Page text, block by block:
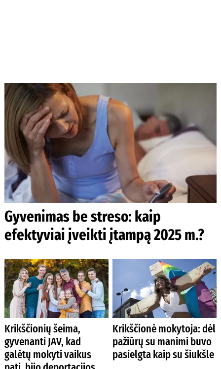
Gyvenimas be streso: kaip
efektyviai įveikti įtampą 2025 m.?
Krikščionių šeima,
gyvenanti JAV, kad
galėtų mokyti vaikus
Krikščionė mokytoja: dėl
pažiūrų su manimi buvo
pasielgta kaip su šiukšle